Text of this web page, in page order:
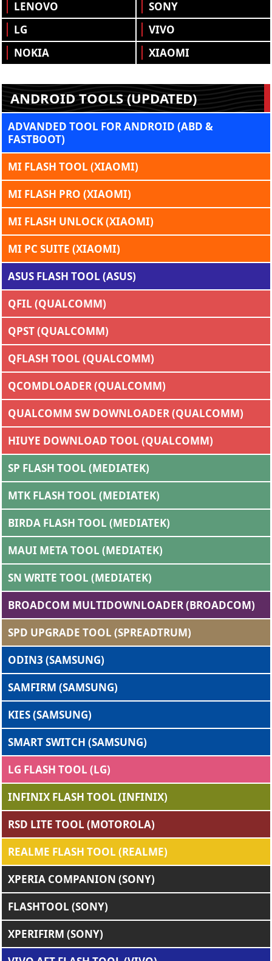
LENOVO
LG
NOKIA
SONY
VIVO
XIAOMI
ANDROID TOOLS (UPDATED)
ADVANDED TOOL FOR ANDROID (ABD &
FASTBOOT)
MI FLASH TOOL (XIAOMI)
MI FLASH PRO (XIAOMI)
MI FLASH UNLOCK (XIAOMI)
MI PC SUITE (XIAOMI)
ASUS FLASH TOOL (ASUS)
QFIL (QUALCOMM)
QPST (QUALCOMM)
QFLASH TOOL (QUALCOMM)
QCOMDLOADER (QUALCOMM)
QUALCOMM SW DOWNLOADER (QUALCOMM)
HIUYE DOWNLOAD TOOL (QUALCOMM)
SP FLASH TOOL (MEDIATEK)
MTK FLASH TOOL (MEDIATEK)
BIRDA FLASH TOOL (MEDIATEK)
MAUI META TOOL (MEDIATEK)
SN WRITE TOOL (MEDIATEK)
BROADCOM MULTIDOWNLOADER (BROADCOM)
SPD UPGRADE TOOL (SPREADTRUM)
ODIN3 (SAMSUNG)
SAMFIRM (SAMSUNG)
KIES (SAMSUNG)
SMART SWITCH (SAMSUNG)
LG FLASH TOOL (LG)
INFINIX FLASH TOOL (INFINIX)
RSD LITE TOOL (MOTOROLA)
REALME FLASH TOOL (REALME)
XPERIA COMPANION (SONY)
FLASHTOOL (SONY)
XPERIFIRM (SONY)